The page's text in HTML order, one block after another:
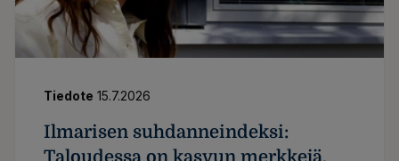
Tiedote 15.7.2026
Ilmarisen suhdanneindeksi:
Taloudessa on kasvun merkkejä,